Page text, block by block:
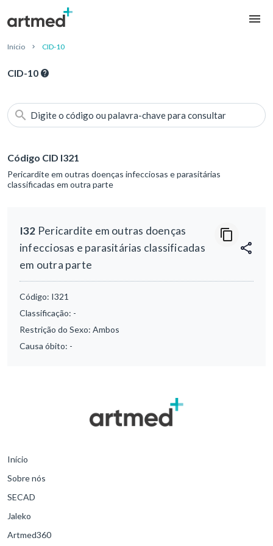
Início CID-10
CID-10
Digite o código ou palavra-chave para consultar
Código CID I321
Pericardite em outras doenças infecciosas e parasitárias
classificadas em outra parte
I32 Pericardite em outras doenças
infecciosas e parasitárias classificadas
em outra parte
Código: I321
Classificação: -
Restrição do Sexo: Ambos
Causa óbito: -
Início
Sobre nós
SECAD
Jaleko
Artmed360